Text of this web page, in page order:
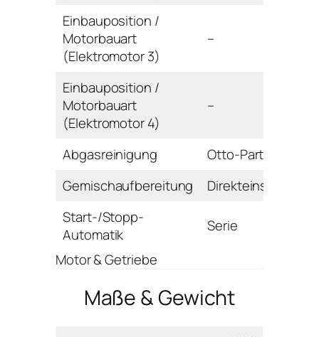
Einbauposition /
Motorbauart
(Elektromotor 3)
–
Einbauposition /
Motorbauart
(Elektromotor 4)
–
Abgasreinigung
Otto-Partikelfilter
Gemischaufbereitung
Direkteinspritzung
Start-/Stopp-
Automatik
Serie
Motor & Getriebe
Maße & Gewicht